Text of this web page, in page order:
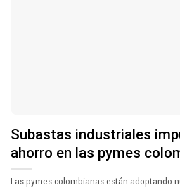
Subastas industriales
ahorro en las pymes
Las pymes colombianas están adoptando